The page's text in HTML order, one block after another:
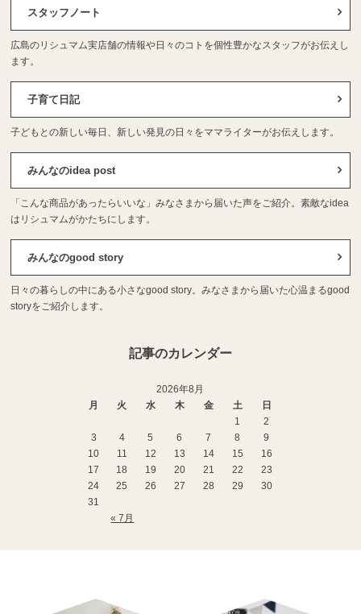
スタッフノート
広島のリシュマム実店舗の情報や日々のコトを個性豊かなスタッフがお伝えし
ます。
子育て日記
子どもとの新しい毎日、新しい発見の日々をママライターがお伝えします。
みんなのidea post
「こんな商品があったらいいな」みなさまから届いた声をご紹介。素敵なidea
はリシュマムがかたちにします。
みんなのgood story
日々の暮らしの中にある小さなgood story。みなさまから届いた心温まるgood
storyをご紹介します。
記事のカレンダー
2026年8月
月
火 水 木 金 土 日
« 7月
1
2
3
4 5 6 7 8
9
10
11 12 13 14 15
16
17
18 19 20 21 22
23
24
25 26 27 28 29
30
31